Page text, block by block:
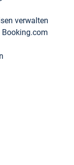
verwalten